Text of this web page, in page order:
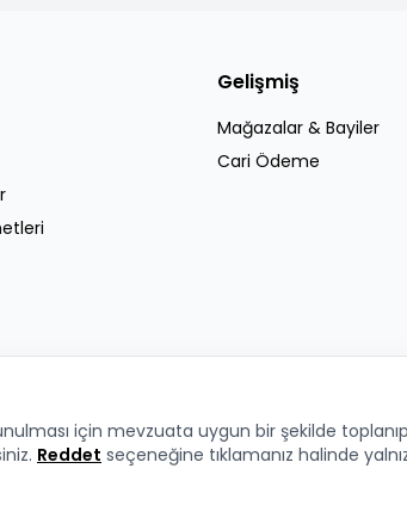
Gelişmiş
Mağazalar & Bayiler
Cari Ödeme
için mevzuata uygun bir şekilde
Reddet seçeneğine tıklamanız halinde